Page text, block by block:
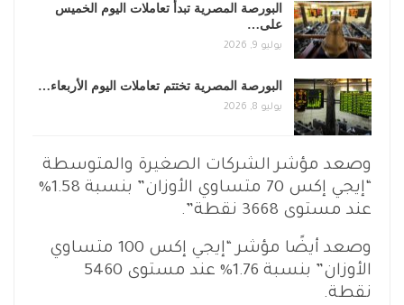
البورصة المصرية تبدأ تعاملات اليوم الخميس
على…
يوليو 9, 2026
البورصة المصرية تختتم تعاملات اليوم الأربعاء…
يوليو 8, 2026
وصعد مؤشر الشركات الصغيرة والمتوسطة
“إيجي إكس 70 متساوي الأوزان” بنسبة 1.58%
عند مستوى 3668 نقطة”.
وصعد أيضًا مؤشر “إيجي إكس 100 متساوي
الأوزان” بنسبة 1.76% عند مستوى 5460
نقطة.